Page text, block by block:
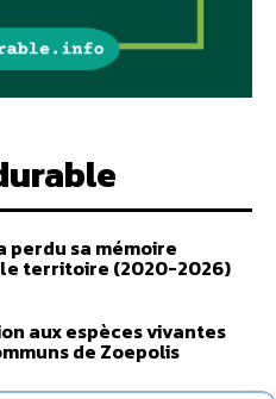
perdu sa mémoire
territoire (2020-2026)
aux espèces vivantes
de Zoepolis